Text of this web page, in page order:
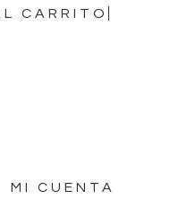
CARRITO
MI CUENTA